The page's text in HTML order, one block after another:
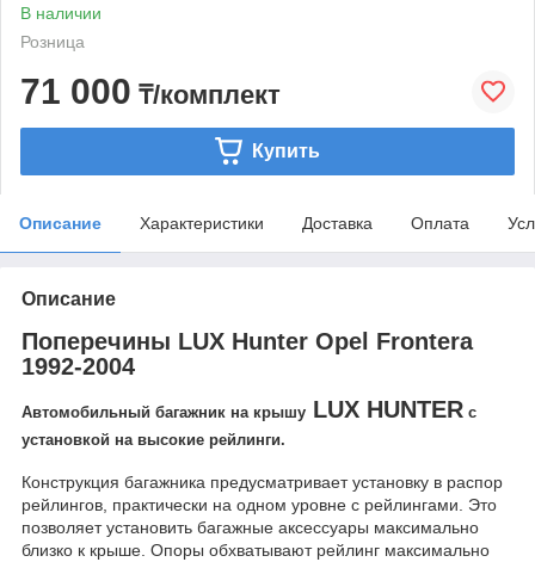
В наличии
Розница
71 000 ₸/комплект
Купить
Описание Характеристики Доставка Оплата
Описание
Поперечины LUX Hunter Opel Frontera
1992-2004
Автомобильный багажник на крышу LUX HUNTER с
установкой на высокие рейлинги.
Конструкция багажника предусматривает установку в распор
рейлингов, практически на одном уровне с рейлингами. Это
позволяет установить багажные аксессуары максимально
близко к крыше. Опоры обхватывают рейлинг максимально